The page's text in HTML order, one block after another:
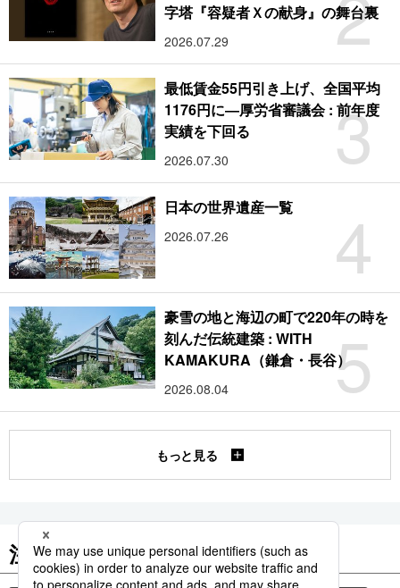
字塔『容疑者Ｘの献身』の舞台裏
2026.07.29
3
最低賃金55円引き上げ、全国平均
1176円に―厚労省審議会 : 前年度
実績を下回る
2026.07.30
4
日本の世界遺産一覧
2026.07.26
5
豪雪の地と海辺の町で220年の時を
刻んだ伝統建築 : WITH
KAMAKURA（鎌倉・長谷）
2026.08.04
もっと見る
注目のキーワード